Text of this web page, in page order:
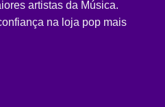
artistas da Música.
na loja pop mais